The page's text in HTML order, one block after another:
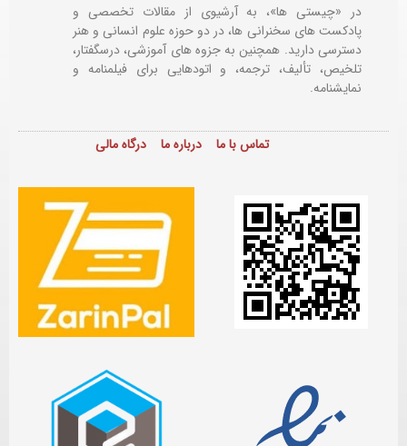
در «چیستی ها»، به آرشیوی از مقالات تخصصی و
پادکست های سخنرانی ها، در دو حوزه علوم انسانی و هنر
دسترسی دارید. همچنین به جزوه های آموزشی، درسگفتار،
تلخیص، تألیف، ترجمه، و اتودهایی برایفیلمنامه و
نمایشنامه.
تماس با ما درباره ما درگاه مالی